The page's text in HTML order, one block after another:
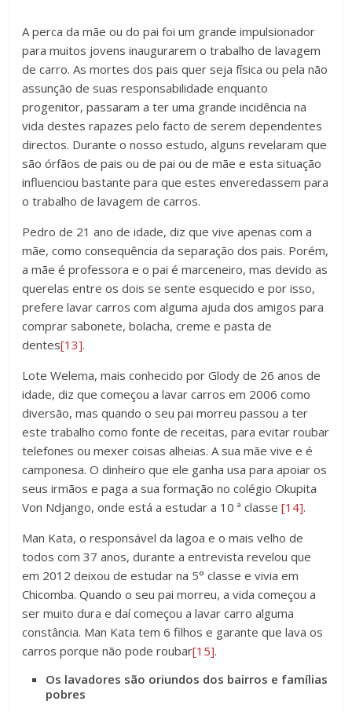
A perca da mãe ou do pai foi um grande impulsionador
para muitos jovens inaugurarem o trabalho de lavagem
de carro. As mortes dos pais quer seja física ou pela não
assunção de suas responsabilidade enquanto
progenitor, passaram a ter uma grande incidência na
vida destes rapazes pelo facto de serem dependentes
directos. Durante o nosso estudo, alguns revelaram que
são órfãos de pais ou de pai ou de mãe e esta situação
influenciou bastante para que estes enveredassem para
o trabalho de lavagem de carros.
Pedro de 21 ano de idade, diz que vive apenas com a
mãe, como consequência da separação dos pais. Porém,
a mãe é professora e o pai é marceneiro, mas devido as
querelas entre os dois se sente esquecido e por isso,
prefere lavar carros com alguma ajuda dos amigos para
comprar sabonete, bolacha, creme e pasta de
dentes[13].
Lote Welema, mais conhecido por Glody de 26 anos de
idade, diz que começou a lavar carros em 2006 como
diversão, mas quando o seu pai morreu passou a ter
este trabalho como fonte de receitas, para evitar roubar
telefones ou mexer coisas alheias. A sua mãe vive e é
camponesa. O dinheiro que ele ganha usa para apoiar os
seus irmãos e paga a sua formação no colégio Okupita
Von Ndjango, onde está a estudar a 10 ª classe[14].
Man Kata, o responsável da lagoa e o mais velho de
todos com 37 anos, durante a entrevista revelou que
em 2012 deixou de estudar na 5° classe e vivia em
Chicomba. Quando o seu pai morreu, a vida começou a
ser muito dura e daí começou a lavar carro alguma
constância. Man Kata tem 6 filhos e garante que lava os
carros porque não pode roubar[15].
Os lavadores são oriundos dos bairros e famílias
pobres